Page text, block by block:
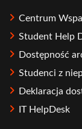
Centrum
Student Help
Dostępność
Studenci z
Deklaracja
IT HelpDesk